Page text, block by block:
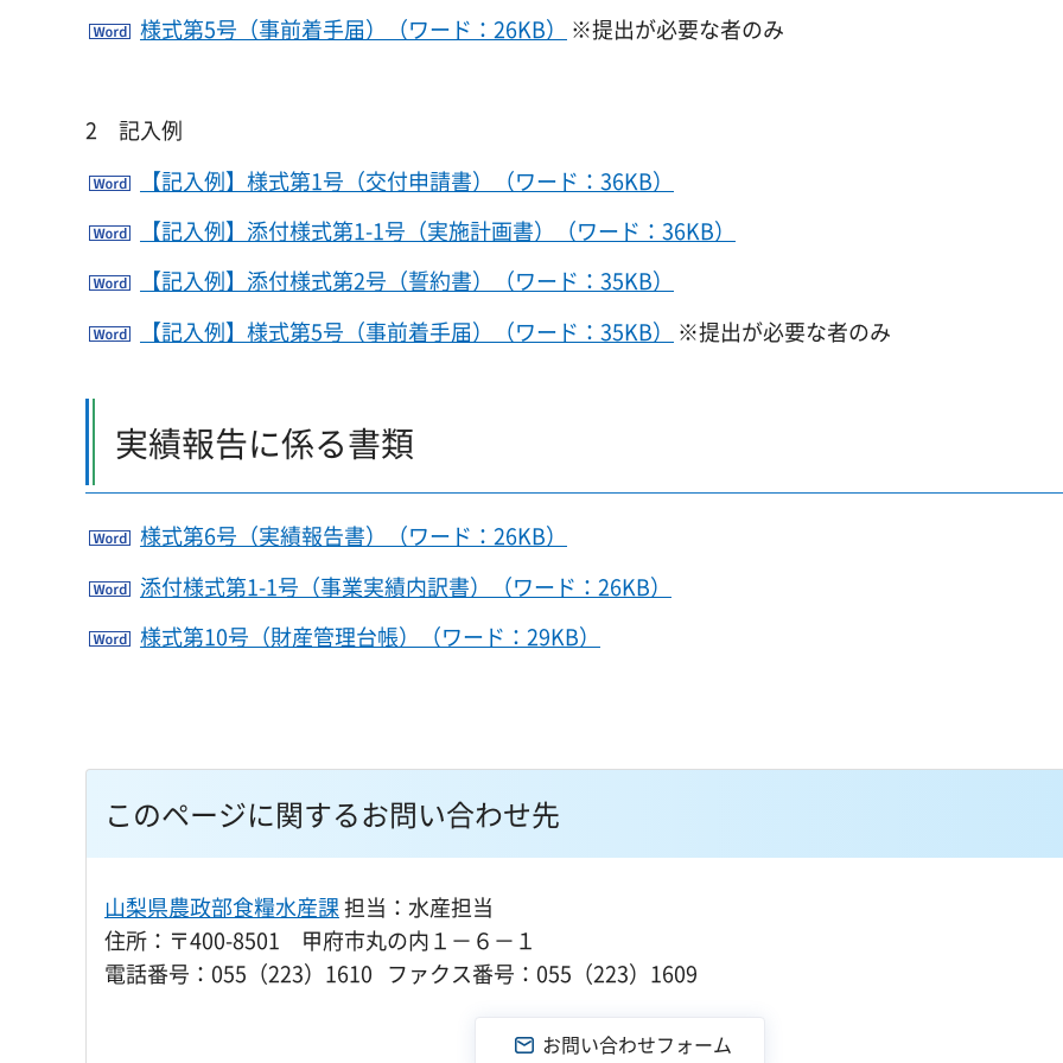
様式第5号（事前着手届）（ワード：26KB）
※提出が必要な者のみ
2 記入例
【記入例】様式第1号（交付申請書）（ワード：36KB）
【記入例】添付様式第1-1号（実施計画書）（ワード：36KB）
【記入例】添付様式第2号（誓約書）（ワード：35KB）
【記入例】様式第5号（事前着手届）（ワード：35KB）
※提出が必要な者のみ
実績報告に係る書類
様式第6号（実績報告書）（ワード：26KB）
添付様式第1-1号（事業実績内訳書）（ワード：26KB）
様式第10号（財産管理台帳）（ワード：29KB）
このページに関するお問い合わせ先
山梨県農政部食糧水産課担当：水産担当
住所：〒400-8501 甲府市丸の内１－６－１
電話番号：055（223）1610 ファクス番号：055（223）1609